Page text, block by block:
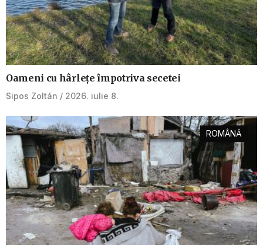
Oameni cu hârlețe împotriva secetei
Sipos Zoltán 2026. iulie 8.
ROMÂNĂ